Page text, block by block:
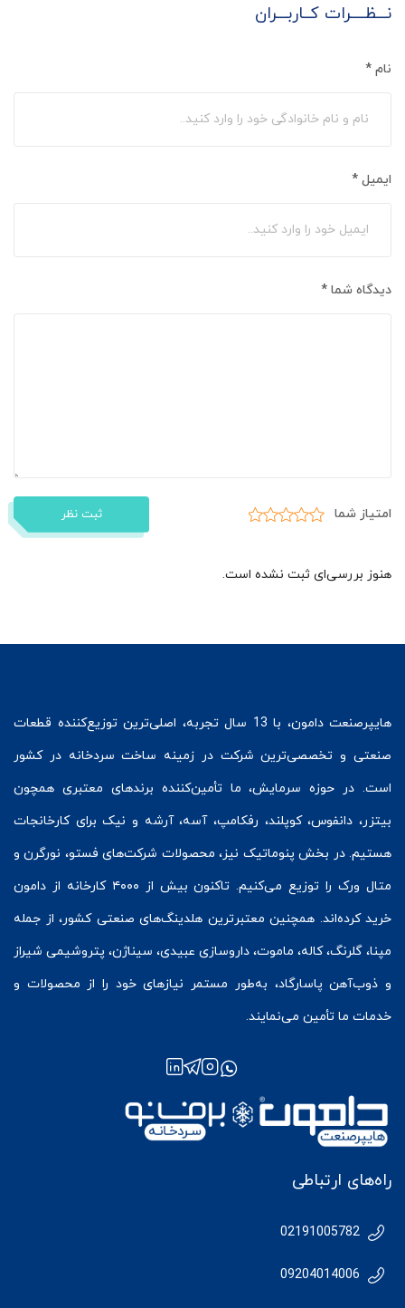
نـــظــــرات کــاربـــران
نام *
ایمیل *
دیدگاه شما *
امتیاز شما ثبت نظر
هنوز بررسی‌ای ثبت نشده است.
هایپرصنعت
دامون، با 13 سال تجربه، اصلی‌ترین توزیع‌کننده قطعات
صنعتی و تخصصی‌ترین شرکت در زمینه ساخت سردخانه در کشور
است. در حوزه سرمایش، ما تأمین‌کننده برندهای معتبری همچون
بیتزر، دانفوس،کوپلند، رفکامپ، آسه، آرشه و نیک برای کارخانجات
هستیم. در بخش پنوماتیک نیز، محصولات شرکت‌های فستو، نورگرن و
متال ورک
را توزیع می‌کنیم. تاکنون بیش از ۴۰۰۰ کارخانه از دامون
خرید کرده‌اند. همچنین معتبرترین هلدینگ‌های صنعتی کشور، از جمله
مپنا، گلرنگ، کاله، ماموت، داروسازی عبیدی، سیناژن، پتروشیمی شیراز
و ذوب‌آهن پاسارگاد، به‌طور مستمر نیازهای خود را از محصولات و
خدمات ما تأمین می‌نمایند.
راه‌های ارتباطی
02191005782
09204014006